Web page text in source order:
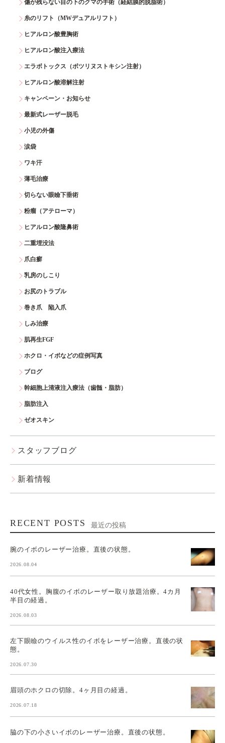
傷が残らない目の下のクマの手術（経結膜的脱脂術）
糸のリフト（MWデュアルリフト）
ヒアルロン酸豊胸術
ヒアルロン酸注入療法
エラボトックス（ボツリヌストキシン注射）
ヒアルロン酸溶解注射
キャンペーン・お知らせ
最新式レーザー脱毛
小児の外傷
涙袋
ワキ汗
薄毛治療
切らない眼瞼下垂術
粉瘤（アテローマ）
ヒアルロン酸隆鼻術
二重埋没法
爪白癬
乳房のしこり
お尻のトラブル
巻き爪 陥入爪
しみ治療
肌再生FGF
ホクロ・イボなどの症例写真
ブログ
幹細胞上清液注入療法（歯髄・脂肪）
脂肪注入
ゼオスキン
スタッフブログ
新着情報
RECENT POSTS 最近の投稿
腕のイボのレーザー治療。直後の状態。
2026.08.04
40代女性。胸腹のイボのレーザー取り放題治療。4カ月
半目の経過。
2026.08.03
左下眼瞼のウイルス性のイボをレーザー治療。直後の状
態。
2026.07.30
眉頭のホクロの切除。4ヶ月目の経過。
2026.07.18
脇の下の小さいイボのレーザー治療。直後の状態。